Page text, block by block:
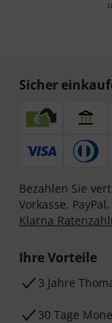
Sicher
Bezahlen Sie
Vorkasse,
Klarna
Ihre Vorteile
3 Jahre
30 Tage